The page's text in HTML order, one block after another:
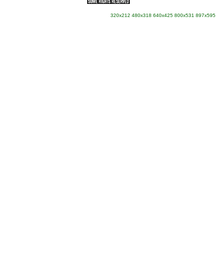
320x212 480x318 640x425 800x531 897x595